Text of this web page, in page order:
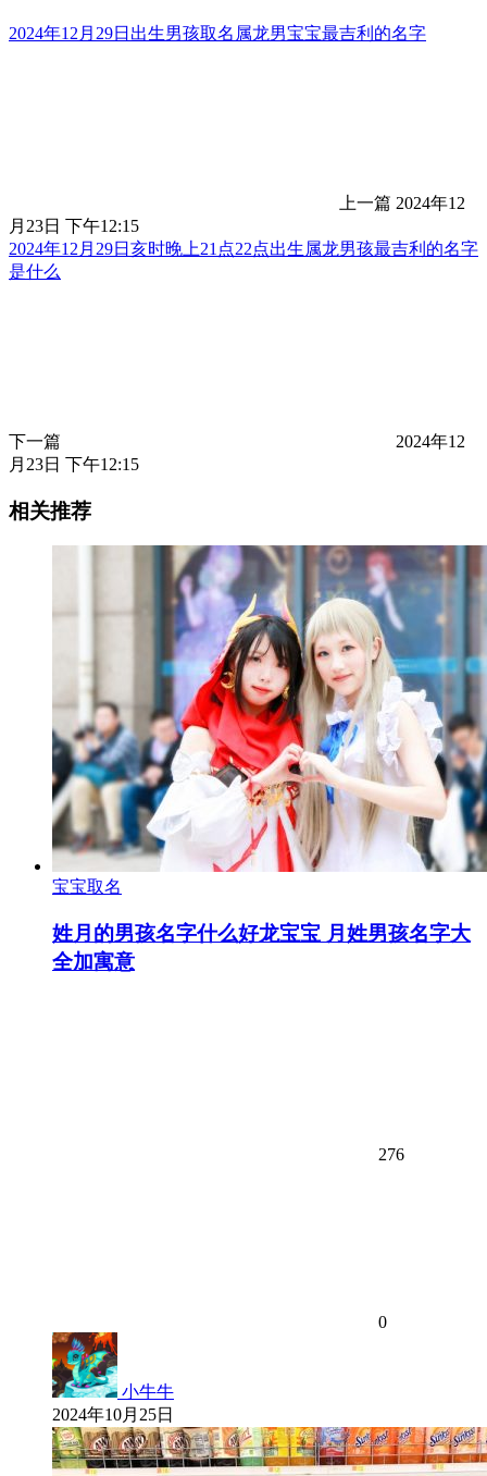
2024年12月29日出生男孩取名属龙男宝宝最吉利的名字
上一篇 2024年12
月23日 下午12:15
2024年12月29日亥时晚上21点22点出生属龙男孩最吉利的名字
是什么
下一篇
2024年12
月23日 下午12:15
相关推荐
宝宝取名
姓月的男孩名字什么好龙宝宝 月姓男孩名字大
全加寓意
276
0
小牛牛
2024年10月25日